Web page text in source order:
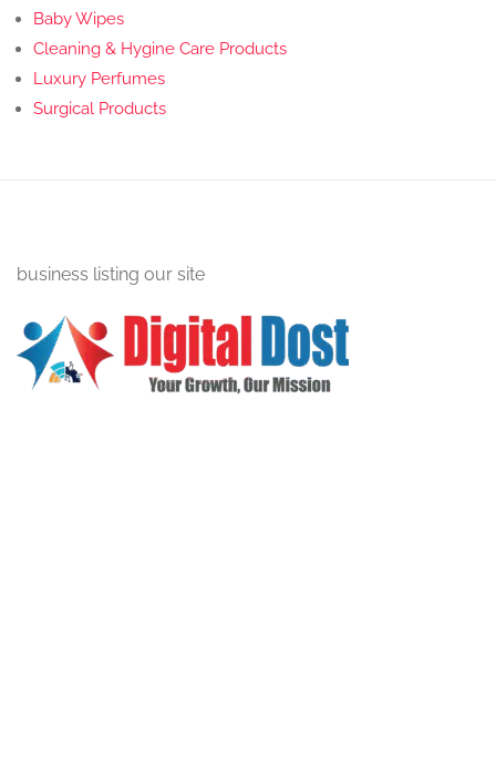
Baby Wipes
Cleaning & Hygine Care Products
Luxury Perfumes
Surgical Products
business listing our site